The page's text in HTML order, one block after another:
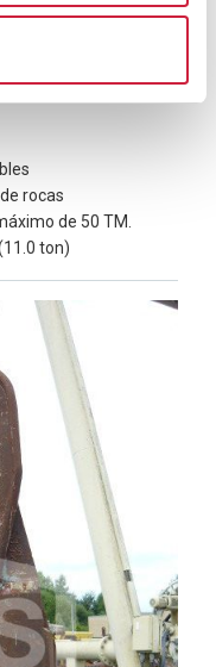
rocas
de 50 TM.
ton)